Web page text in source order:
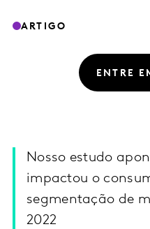
ARTIGO
ENTRE
Nosso estudo
impactou o
segmentação de
2022